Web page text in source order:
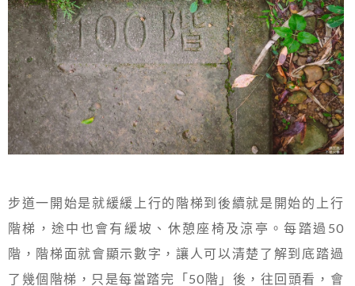
步道一開始是就緩緩上行的階梯到後續就是開始的上行
階梯，途中也會有緩坡、休憩座椅及涼亭。每踏過50
階，階梯面就會顯示數字，讓人可以清楚了解到底踏過
了幾個階梯，只是每當踏完「50階」後，往回頭看，會